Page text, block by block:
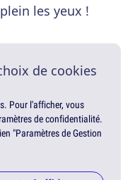
les yeux !
de cookies
Pour l'afficher, vous
de confidentialité.
"Paramètres de Gestion